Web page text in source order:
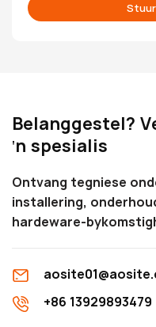
Stuur
Belanggestel?
'n spesialis
Ontvang tegniese
installering,
hardeware-
+86 13929893479